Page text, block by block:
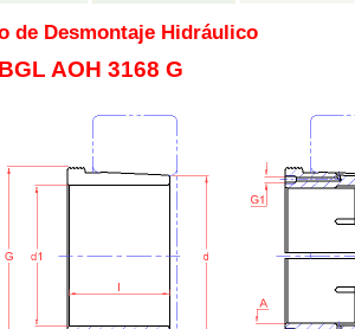
de Desmontaje Hidráulico
BGL AOH 3168 G